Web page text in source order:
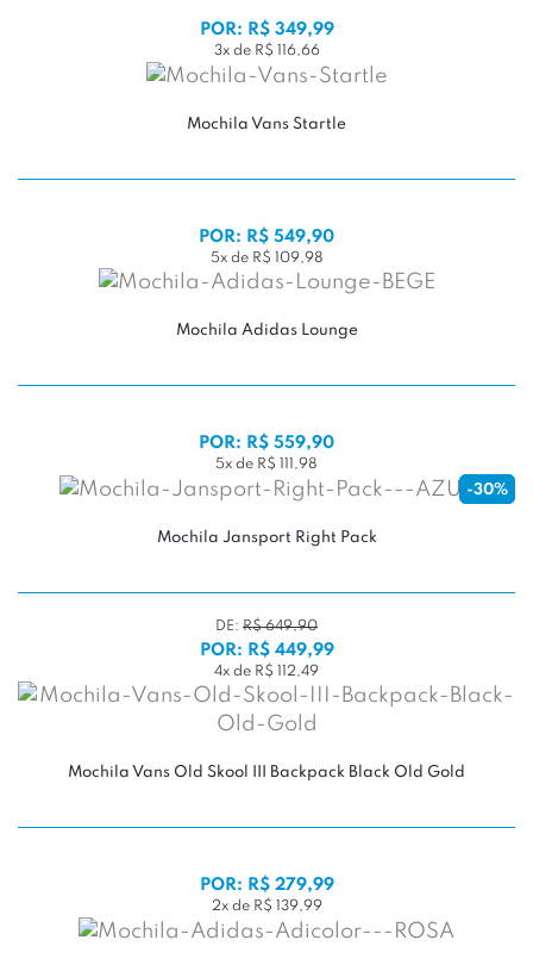
POR: R$ 349,99
3x de R$ 116,66
Mochila Vans Startle
POR: R$ 549,90
5x de R$ 109,98
Mochila Adidas Lounge
POR: R$ 559,90
5x de R$ 111,98
-30%
Mochila Jansport Right Pack
DE: R$ 649,90
POR: R$ 449,99
4x de R$ 112,49
Mochila Vans Old Skool III Backpack Black Old Gold
POR: R$ 279,99
2x de R$ 139,99